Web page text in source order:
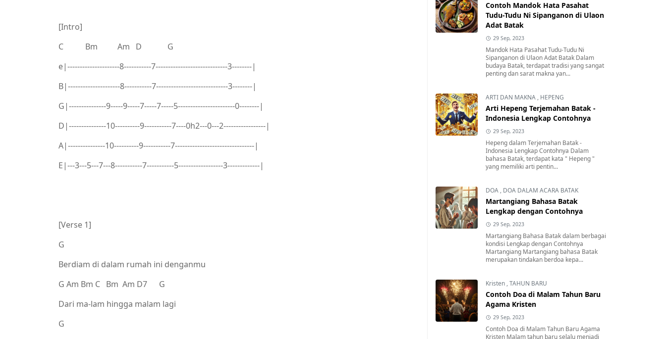
[Intro]
C Bm Am D G
e|---------------------8-----------7-----------------------------3--------|
B|---------------------8-----------7-----------------------------3--------|
G|---------------9-----9-----7-----7-----5-----------------------0--------|
D|---------------10----------9-----------7----0h2---0---2-----------------|
A|---------------10----------9-----------7--------------------------------|
E|---3---5---7---8-----------7-----------5------------------3-------------|
[Verse 1]
G
Berdiam di dalam rumah ini denganmu
G Am Bm C Bm Am D7 G
Dari ma-lam hingga malam lagi
G
Contoh Mandok Hata Pasahat
Tudu-Tudu Ni Sipanganon di Ulaon
Adat Batak
29 Sep, 2023
Mandok Hata Pasahat Tudu-Tudu Ni
Sipanganon di Ulaon Adat Batak Dalam
budaya Batak, terdapat tradisi yang sangat
penting dan sarat makna yan...
ARTI DAN MAKNA , HEPENG
Arti Hepeng Terjemahan Batak -
Indonesia Lengkap Contohnya
29 Sep, 2023
Hepeng dalam Terjemahan Batak -
Indonesia Lengkap Contohnya Dalam
bahasa Batak, terdapat kata " Hepeng "
yang memiliki arti pentin...
DOA , DOA DALAM ACARA BATAK
Martangiang Bahasa Batak
Lengkap dengan Contohnya
29 Sep, 2023
Martangiang Bahasa Batak dalam berbagai
kondisi Lengkap dengan Contohnya
Martangiang Martangiang bahasa Batak
merupakan tindakan berdoa kepa...
Kristen ,TAHUN BARU
Contoh Doa di Malam Tahun Baru
Agama Kristen
29 Sep, 2023
Contoh Doa di Malam Tahun Baru Agama
Kristen Malam tahun baru selalu menjadi